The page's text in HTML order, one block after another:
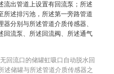
流出管道上设置有回流泵；所述
所述排污池，所述第一旁路管道
分别与所述管道介质传感器、
回流泵、所述回流阀、所述通气
回流口的储罐虹吸口自动脱水回
述储罐与所述管道介质传感器之